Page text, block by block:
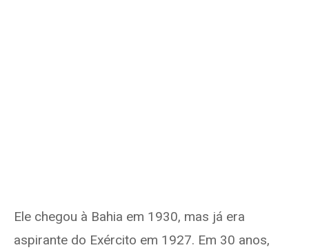
Ele chegou à Bahia em 1930, mas já era
aspirante do Exército em 1927. Em 30 anos,